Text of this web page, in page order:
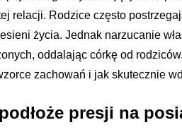
relacji. Rodzice często
życia. Jednak narzucanie
oddalając córkę od
zachowań i jak skutecznie
presji na